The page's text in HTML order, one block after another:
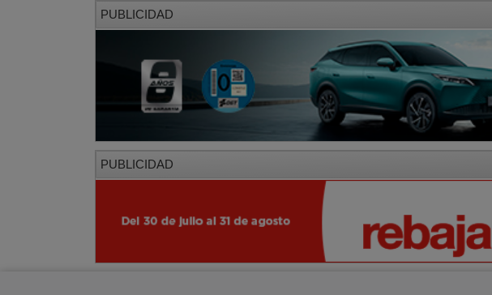
PUBLICIDAD
PUBLICIDAD